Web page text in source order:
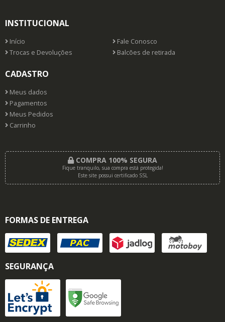
INSTITUCIONAL
Início
Fale Conosco
Trocas e Devoluções
Balcões de retirada
CADASTRO
Meus dados
Pagamentos
Meus Pedidos
Carrinho
COMPRA 100% SEGURA
Fique tranquilo, sua compra está protegida!
Este site possui certificado SSL
FORMAS DE ENTREGA
SEGURANÇA